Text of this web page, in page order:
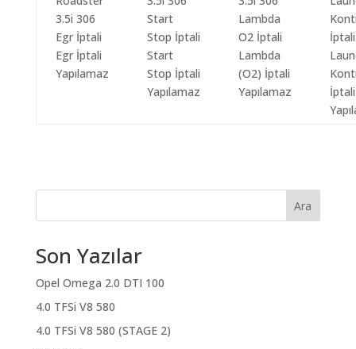
Egr İptali
Yapılamaz
Start
Stop İptali
Yapılamaz
Lambda
(O2) İptali
Yapılamaz
İptali
Ara
Son Yazılar
Opel Omega 2.0 DTI 100
4.0 TFSi V8 580
4.0 TFSi V8 580 (STAGE 2)